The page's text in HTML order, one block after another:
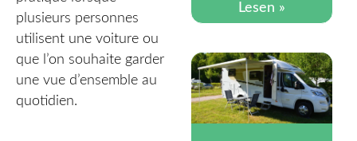
plusieurs personnes
utilisent une voiture ou
que l’on souhaite garder
une vue d’ensemble au
quotidien.
Lesen »